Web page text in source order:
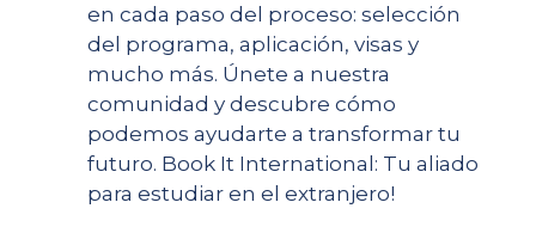
en cada paso del proceso: selección
del programa, aplicación, visas y
mucho más. Únete a nuestra
comunidad y descubre cómo
podemos ayudarte a transformar tu
futuro. Book It International: Tu aliado
para estudiar en el extranjero!